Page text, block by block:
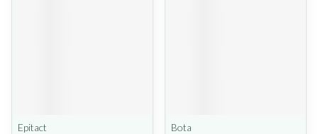
Epitact
Bota